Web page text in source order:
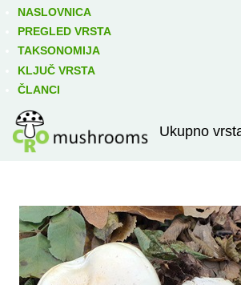
NASLOVNICA
PREGLED VRSTA
TAKSONOMIJA
KLJUČ VRSTA
ČLANCI
Ukupno
Izravno podređene niže takse: